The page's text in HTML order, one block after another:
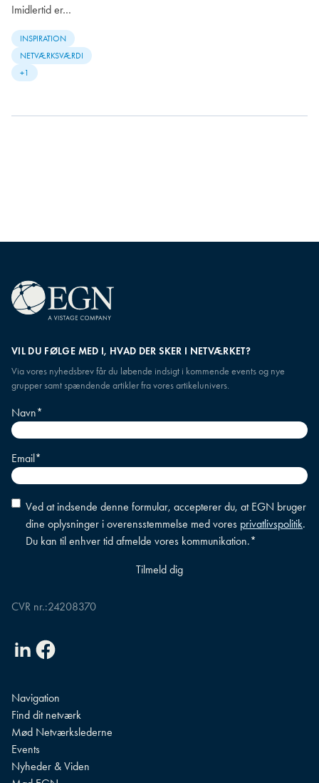
Imidlertid er…
INSPIRATION
NETVÆRKSVÆRDI
+1
VIL DU FØLGE MED I, HVAD DER SKER I NETVÆRKET?
Via vores nyhedsbrev får du løbende indsigt i kommende events og nye
grupper samt spændende artikler fra vores artikelunivers.
Navn*
Email*
Accepter
betingelser*
Ved at indsende denne formular, accepterer du, at EGN bruger
dine oplysninger i overensstemmelse med vores privatlivspolitik.
Du kan til enhver tid afmelde vores kommunikation.*
CVR nr.:24208370
LinkedinFacebook
Navigation
Find dit netværk
Mød Netværkslederne
Events
Nyheder & Viden